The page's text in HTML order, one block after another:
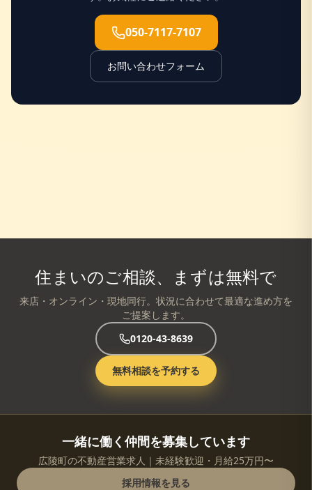
050-7117-7107
お問い合わせフォーム
住まいのご相談、まずは無料で
来店・オンライン・現地同行。状況に合わせて最適な進め方を
ご提案します。
0120-43-8639
無料相談を予約する
一緒に働く仲間を募集しています
広陵町の不動産営業求人｜未経験歓迎・月給25万円〜
採用情報を見る